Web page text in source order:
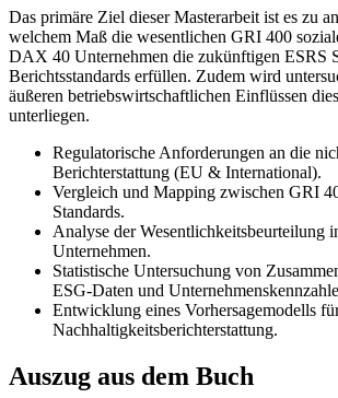
Das primäre Ziel dieser Masterarbeit ist es zu
welchem Maß die wesentlichen GRI 400
DAX 40 Unternehmen die zukünftigen ESRS
Berichtsstandards erfüllen. Zudem wird
äußeren betriebswirtschaftlichen Einflüssen
Regulatorische Anforderungen an die
Berichterstattung (EU & International).
Vergleich und Mapping zwischen GRI
Standards.
Analyse der Wesentlichkeitsbeurteilung
Unternehmen.
Statistische Untersuchung von
ESG-Daten und
Entwicklung eines Vorhersagemodells für